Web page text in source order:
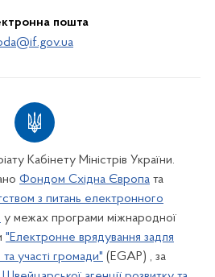
пошта
Кабінету Міністрів України.
Фондом Східна Європа та
з питань електронного
у межах програми міжнародної
"Електронне врядування задля
та участі громади" (EGAP) , за